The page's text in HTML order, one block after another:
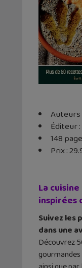
Auteurs
Éditeur ‏: ‎
148
Prix :
La
inspirées
Suivez les
dans une
Découvrez